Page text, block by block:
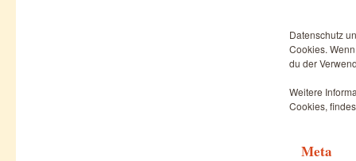
Datenschutz
Cookies.
du der
Weitere
Cookies,
Meta